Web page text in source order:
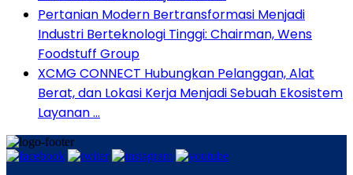
Pertanian Modern Bertransformasi Menjadi
Industri Berteknologi Tinggi: Chairman, Wens
Foodstuff Group
XCMG CONNECT Hubungkan Pelanggan, Alat
Berat, dan Lokasi Kerja Menjadi Sebuah Ekosistem
Layanan …